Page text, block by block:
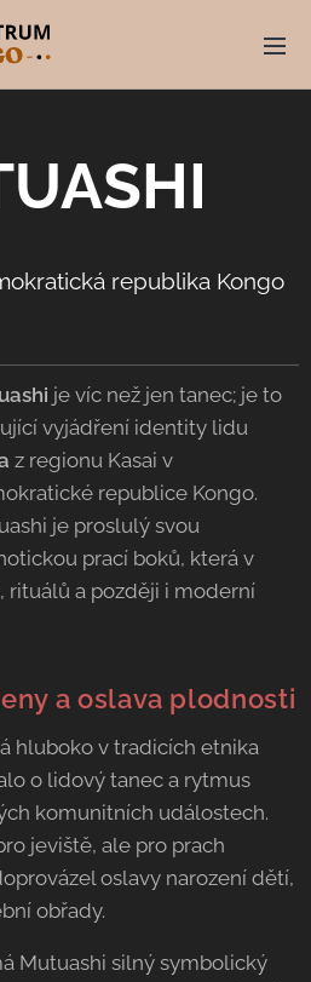
republika Kongo
je víc než jen tanec; je to
vyjádření identity lidu
z regionu Kasai v
republice Kongo.
je proslulý svou
prací boků, která v
rituálů a později i moderní
a oslava plodnosti
hluboko v tradicích etnika
o lidový tanec a rytmus
komunitních událostech.
jeviště, ale pro prach
oslavy narození dětí,
obřady.
Mutuashi silný symbolický